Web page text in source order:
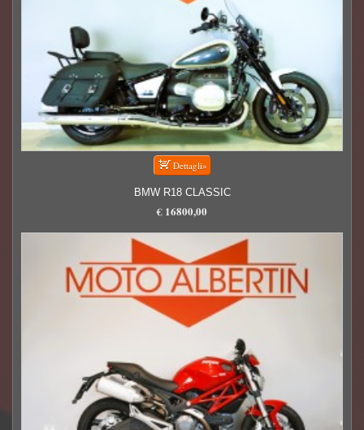
BMW R18 CLASSIC
€ 16800,00